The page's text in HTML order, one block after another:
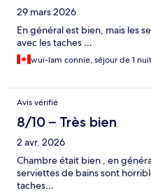
29 mars 2026
En général est bien, mais les
avec les taches …
wui-lam connie, séjour de 1 nuit
Avis vérifié
8/10 – Très bien
2 avr. 2026
Chambre était bien , en
serviettes de bains sont
taches…